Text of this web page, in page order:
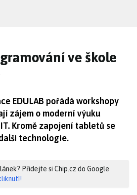
ve škole
EDULAB pořádá workshopy
zájem o moderní výuku
Kromě zapojení tabletů se
technologie.
Přidejte si Chip.cz do Google